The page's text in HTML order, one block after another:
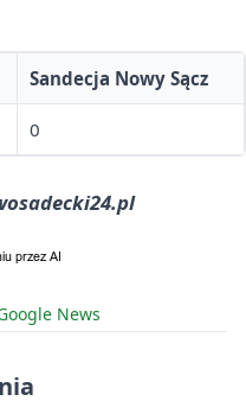
Sandecja Nowy Sącz
0
News